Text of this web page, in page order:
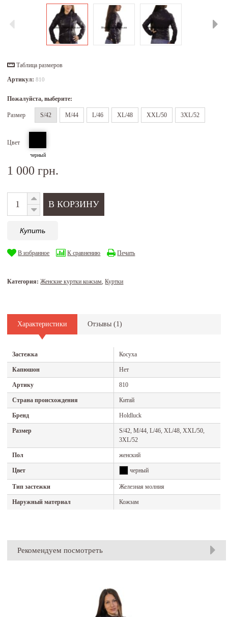
Таблица размеров
Артикул:810
Пожалуйста, выберите:
Размер S/42 M/44 L/46 XL/48 XXL/50 3XL/52
Цвет
черный
1 000 грн.
Купить
В избранное К сравнению Печать
Категория:Женские куртки кожзам,Куртки
Характеристики Отзывы (1)
Застежка Косуха
Капюшон Нет
Артику 810
Страна происхождения Китай
Бренд Holdluck
Размер
S/42, M/44, L/46, XL/48, XXL/50,
3XL/52
Пол женский
Цвет черный
Тип застежки Железная молния
Наружный материал Кожзам
Рекомендуем посмотреть